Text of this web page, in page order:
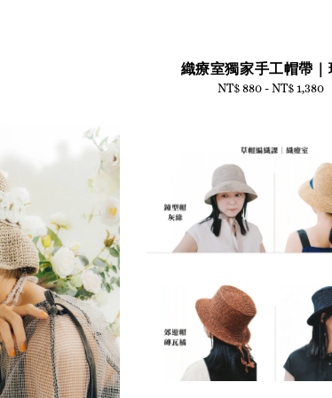
織療室獨家手工帽帶｜
Regular
NT$ 880 -NT$ 1,380